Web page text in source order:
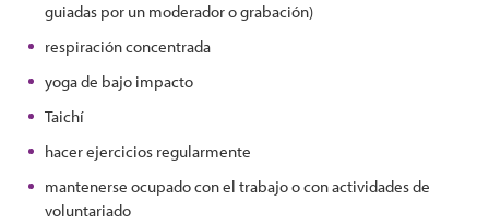
guiadas por un moderador o grabación)
respiración concentrada
yoga de bajo impacto
Taichí
hacer ejercicios regularmente
mantenerse ocupado con el trabajo o con actividades de
voluntariado